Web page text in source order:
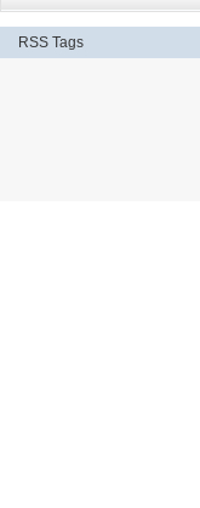
RSS Tags